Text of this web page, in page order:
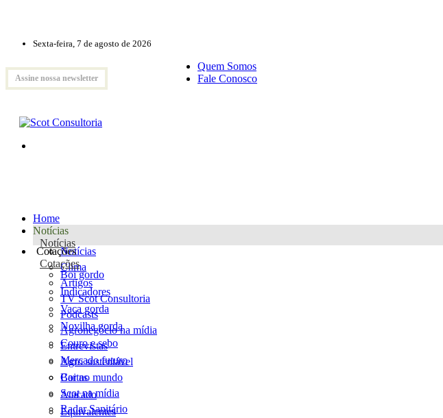
Sexta-feira, 7 de agosto de 2026
Assine nossa newsletter
Quem Somos
Fale Conosco
Home
Notícias
Notícias
Notícias
Clima
Artigos
TV Scot Consultoria
Podcasts
Agronegócio na mídia
Entrevistas
Agro sustentável
Cartas
Scot na mídia
Radar Sanitário
Cotações
Cotações
Boi gordo
Indicadores
Vaca gorda
Novilha gorda
Couro e sebo
Mercado futuro
Boi no mundo
Atacado
Equivalentes